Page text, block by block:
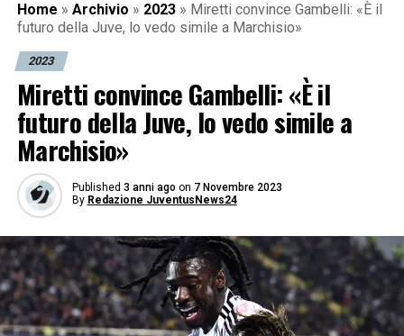
Home » Archivio » 2023 » Miretti convince Gambelli: «È il
futuro della Juve, lo vedo simile a Marchisio»
2023
Miretti convince Gambelli: «È il
futuro della Juve, lo vedo simile a
Marchisio»
Published 3 anni ago on 7 Novembre 2023
By Redazione JuventusNews24